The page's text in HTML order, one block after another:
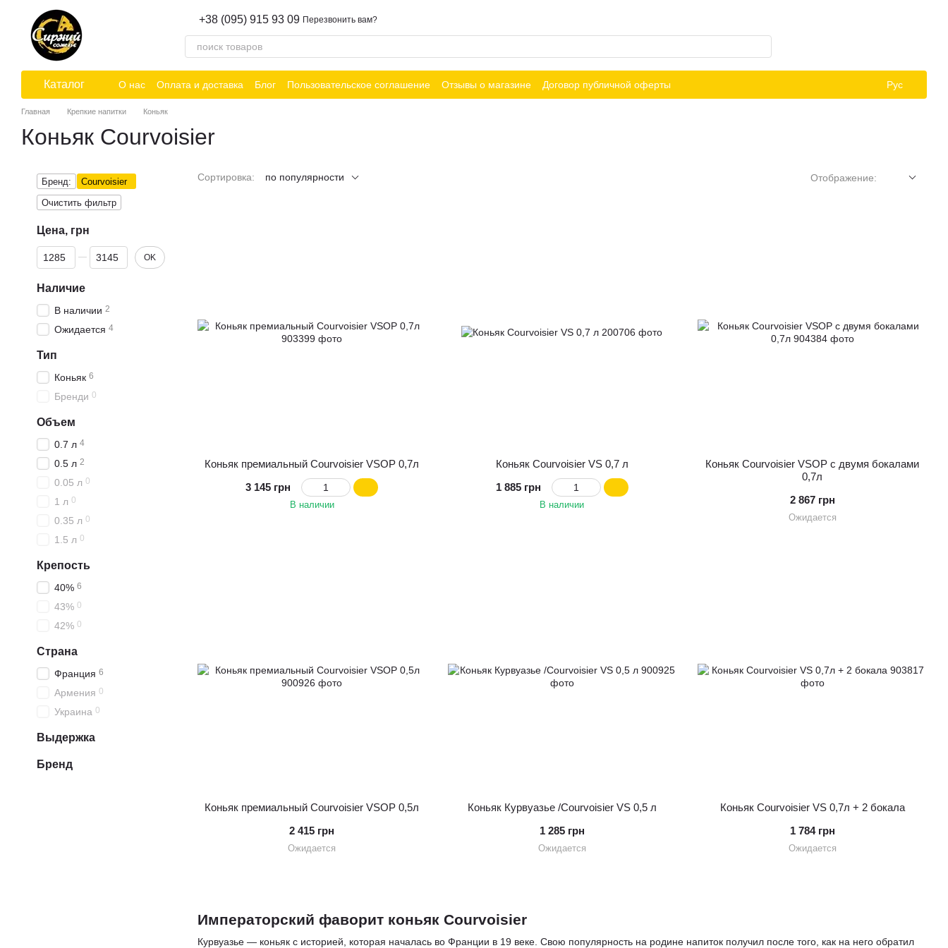
Перейти к основному контенту
+38 (095) 915 93 09 Перезвонить вам?
Каталог О нас Оплата и доставка Блог Пользовательское соглашение Отзывы о магазине Договор публичной оферты Рус
Главная Крепкие напитки Коньяк
Коньяк Courvoisier
Сортировка: по популярности Отображение:
Императорский фаворит коньяк Courvoisier
Курвуазье — коньяк с историей, которая началась во Франции в 19 веке. Свою популярность на родине напиток получил после того, как на него обратил
Коньяк премиальный Courvoisier VSОP 0,7л
3 145 грн
В наличии
Коньяк Courvoisier VS 0,7 л
1 885 грн
В наличии
Коньяк Courvoisier VSOP с двумя бокалами
0,7л
2 867 грн
Ожидается
Коньяк премиальный Courvoisier VSОР 0,5л
2 415 грн
Ожидается
Коньяк Курвуазье /Courvoisier VS 0,5 л
1 285 грн
Ожидается
Коньяк Courvoisier VS 0,7л + 2 бокала
1 784 грн
Ожидается
Бренд:
Courvoisier
Очистить фильтр
Цена, грн
От Цена, грн
До Цена, грн OK
Наличие
В наличии 2
Ожидается 4
Тип
Коньяк 6
Бренди 0
Объем
0.7 л 4
0.5 л 2
0.05 л 0
1 л 0
0.35 л 0
1.5 л 0
Крепость
40% 6
43% 0
42% 0
Страна
Франция 6
Армения 0
Украина 0
Выдержка
Бренд